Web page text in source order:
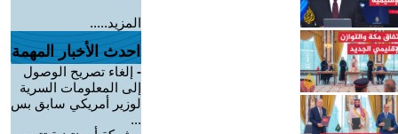
المزيد.....
احدث الأخبار المهمة
- إلغاء تصريح الوصول
إلى المعلومات السرية
لوزير أمريكي سابق بس
...